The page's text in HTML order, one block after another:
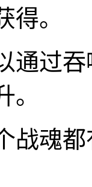
得。
通过
战魂